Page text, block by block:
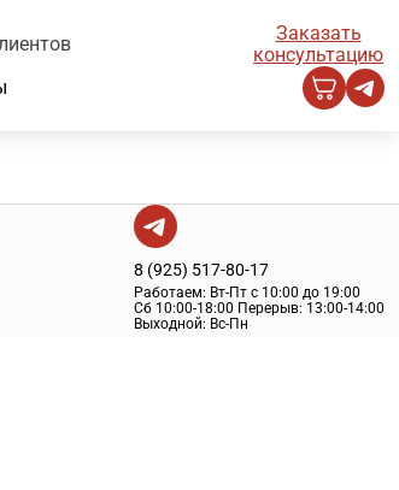
Заказать
консультацию
8 (925) 517-80-17
Работаем: Вт-Пт с 10:00 до 19:00
Сб 10:00-18:00 Перерыв: 13:00-14:00
Выходной: Вс-Пн